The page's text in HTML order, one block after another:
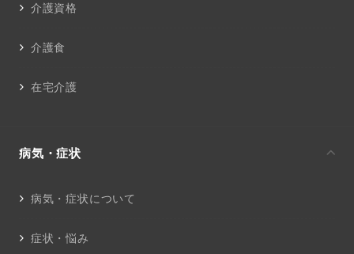
介護資格
介護食
在宅介護
病気・症状
病気・症状について
症状・悩み